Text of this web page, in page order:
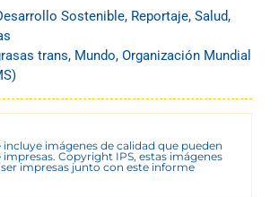
Sostenible, Reportaje, Salud,
trans, Mundo, Organización Mundial
incluye imágenes de calidad que pueden
impresas. Copyright IPS, estas imágenes
impresas junto con este informe